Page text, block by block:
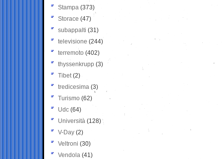
Stampa (373)
Storace (47)
subappalti (31)
televisione(244)
terremoto (402)
thyssenkrupp (3)
Tibet(2)
tredicesima (3)
Turismo (62)
Udc (64)
Università (128)
V-Day (2)
Veltroni (30)
Vendola (41)